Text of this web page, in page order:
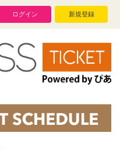
ログイン 新規登録